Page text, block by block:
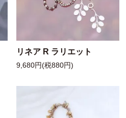
リネア R ラリエット
9,680円(税880円)